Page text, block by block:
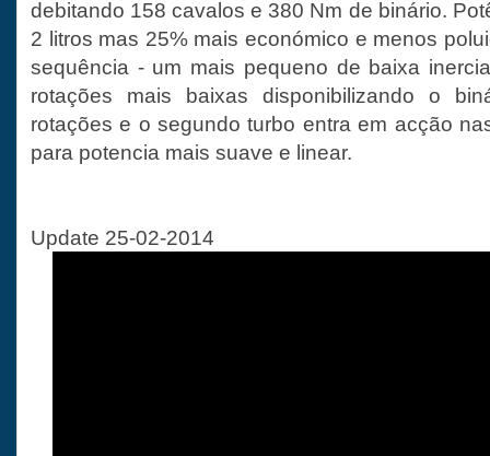
debitando 158 cavalos e 380 Nm de binário.
2 litros mas 25% mais económico e menos
sequência - um mais pequeno de baixa
rotações mais baixas disponibilizando o
rotações e o segundo turbo entra em acção
para potencia mais suave e linear.
Update 25-02-2014